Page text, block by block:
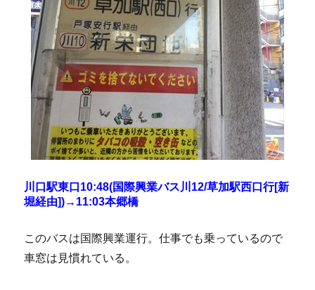
川口駅東口10:48(国際興業バス川12/草加駅西口行[新
堀経由])→11:03本郷橋
このバスは国際興業運行。仕事でも乗っているので
車窓は見慣れている。